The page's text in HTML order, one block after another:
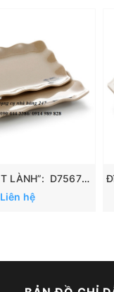
Đĩa “ CÁ TỐT LÀNH”: D7567/ D7568
Liên hệ